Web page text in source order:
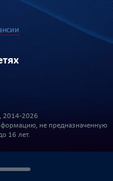
2014-2026
не предназначенную
16 лет.